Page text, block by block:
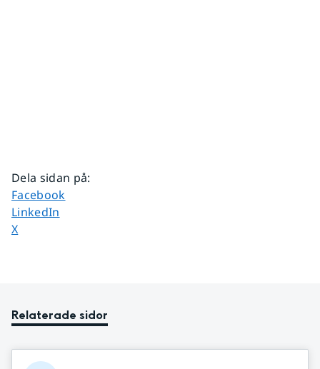
Dela sidan på:
Dela sidan på
Facebook
Dela sidan på
LinkedIn
Dela sidan på
X
Relaterade sidor